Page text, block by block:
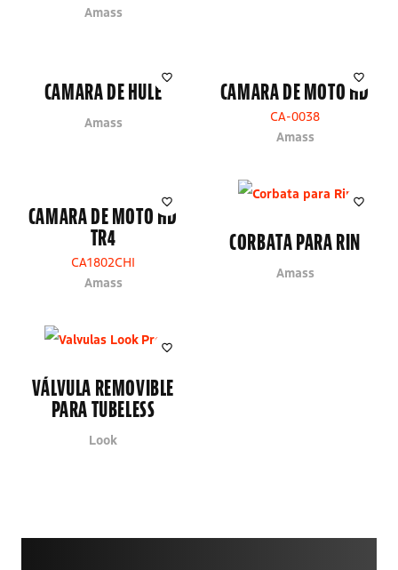
Amass
CAMARA DE HULE
Amass
CAMARA DE MOTO HD
CA-0038
Amass
CAMARA DE MOTO HD
TR4
CA1802CHI
Amass
CORBATA PARA RIN
Amass
VÁLVULA REMOVIBLE
PARA TUBELESS
Look